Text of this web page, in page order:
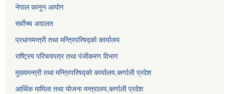
नेपाल कानून आयोग
सर्वाेच्च अदालत
प्रधानमन्त्री तथा मन्त्रिपरिषद्को कार्यालय
राष्ट्रिय परिचयपत्र तथा पंजीकरण विभाग
मुख्यमन्त्री तथा मन्त्रिपरिषद्को कार्यालय,कर्णाली प्रदेश
आर्थिक मामिला तथा योजना मन्त्रालय,कर्णाली प्रदेश